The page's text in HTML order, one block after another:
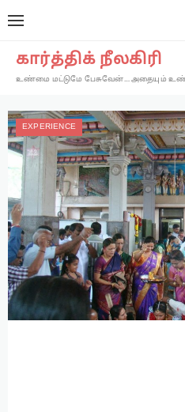
கார்த்திக் நீலகிரி
உண்மை மட்டுமே பேசுவேன்… அதையும்
EXPERIENCE